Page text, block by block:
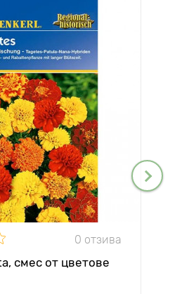
0 отзива
смес от цветове